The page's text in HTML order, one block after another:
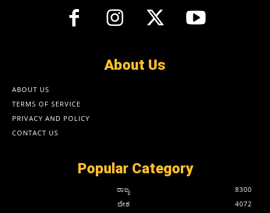
About Us
ABOUT US
TERMS OF SERVICE
PRIVACY AND POLICY
CONTACT US
Popular Category
ರಾಜ್ಯ
8300
ದೇಶ
4072